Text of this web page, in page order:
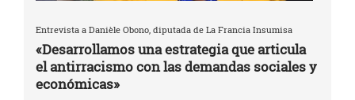
Entrevista a Danièle Obono, diputada de La Francia Insumisa
«Desarrollamos una estrategia que articula
el antirracismo con las demandas sociales y
económicas»